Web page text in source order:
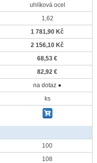
uhlíková ocel
1,62
1 781,90 Kč
2 156,10 Kč
68,53 €
82,92 €
na dotaz ●
ks
100
108